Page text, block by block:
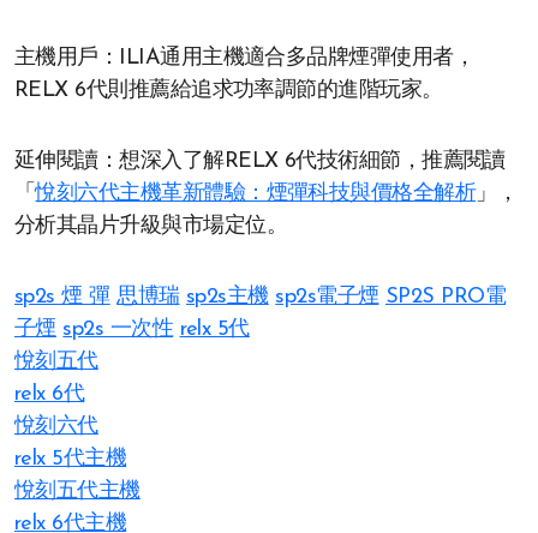
主機用戶：ILIA通用主機適合多品牌煙彈使用者，
RELX 6代則推薦給追求功率調節的進階玩家。
延伸閱讀：想深入了解RELX 6代技術細節，推薦閱讀
「悅刻六代主機革新體驗：煙彈科技與價格全解析」，
分析其晶片升級與市場定位。
sp2s 煙 彈​ 思博瑞 sp2s主機 sp2s電子煙 SP2S PRO電
子煙 sp2s 一次性 relx 5代
悅刻五代
relx 6代
悅刻六代
relx 5代主機
悅刻五代主機
relx 6代主機